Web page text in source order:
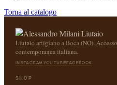
Torna al catalogo
Liutaio artigiano a Boca (NO).
contemporanea italiana.
INSTAGRAM YOUTUBEFACEBOOK
SHOP